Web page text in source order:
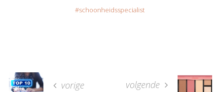
schoonheidsspecialist
vorige volgende